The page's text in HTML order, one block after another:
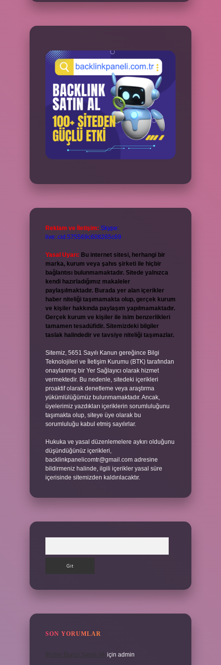
Reklam ve İletişim: Skype:
live:.cid.575569c608265c69
Yasal Uyarı: Bu internet sitesi, herhangi bir
marka, kurum veya şahıs şirketi ile hiçbir
bağlantısı bulunmamaktadır. Sitede yalnızca
kendi hazırladığımız makaleler
paylaşılmaktadır. Burada yer alan içerikler
haber niteliği taşımamakta olup, gerçek kurum
ve kişiler hakkında paylaşım yapılmamaktadır.
Gerçek kurum ve kişiler ile isim benzerlikleri
tamamen tesadüfidir. Sitemizdeki bilgiler
taslak halindedir ve tavsiye niteliği taşımazlar.
Sitemiz, 5651 Sayılı Kanun gereğince Bilgi
Teknolojileri ve İletişim Kurumu (BTK) tarafından
onaylanmış bir Yer Sağlayıcı olarak hizmet
vermektedir. Bu nedenle, sitedeki içerikleri
proaktif olarak denetleme veya araştırma
yükümlülüğümüz bulunmamaktadır. Ancak,
üyelerimiz yazdıkları içeriklerin sorumluluğunu
taşımakta olup, siteye üye olarak bu
sorumluluğu kabul etmiş sayılırlar.
Hukuka ve yasal düzenlemelere aykırı olduğunu
düşündüğünüz içerikleri,
backlinkpanelicomtr@gmail.com adresine
bildirmeniz halinde, ilgili içerikler yasal süre
içerisinde sitemizden kaldırılacaktır.
SON YORUMLAR
için admin